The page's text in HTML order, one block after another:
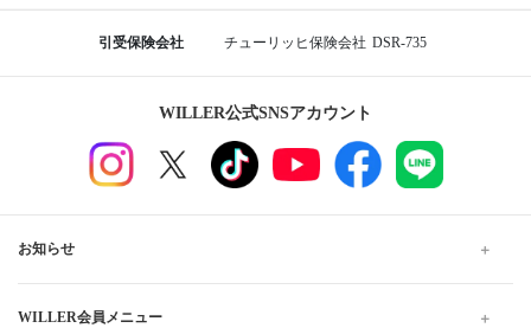
引受保険会社 チューリッヒ保険会社 DSR-735
WILLER公式SNSアカウント
お知らせ
WILLER会員メニュー